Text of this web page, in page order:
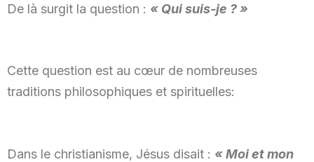
De là surgit la question : « Qui suis-je ? »
Cette question est au cœur de nombreuses
traditions philosophiques et spirituelles:
Dans le christianisme, Jésus disait : « Moi et mon